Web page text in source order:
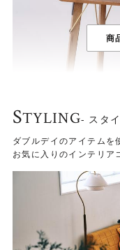
ダブルデイオリジ
RADYは、アンティ
STYLING- スタ
ダブルデイのアイテムを
お気に入りのインテリア